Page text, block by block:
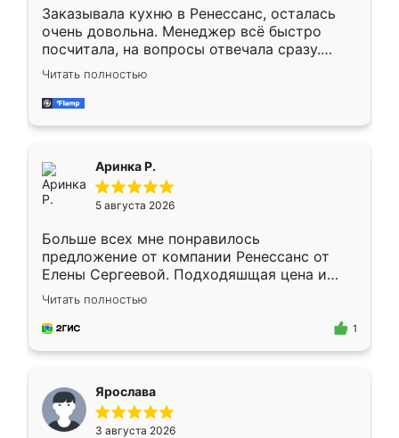
Заказывала кухню в Ренессанс, осталась
очень довольна. Менеджер всё быстро
посчитала, на вопросы отвечала сразу.
Замерщик приехал в субботу, подошёл к
делу со всей ответственностью. Собрали
за день, ребята работали аккуратно, даже
Читать полностью
Аринка Р.
5 августа 2026
Больше всех мне понравилось
предложение от компании Ренессанс от
Елены Сергеевой. Подходяшщая цена и
короткие сроки изготовления. Приехавший
для замера сотрудник Владислав
предложил по моему эскизу самый
Читать полностью
1
Ярослава
3 августа 2026